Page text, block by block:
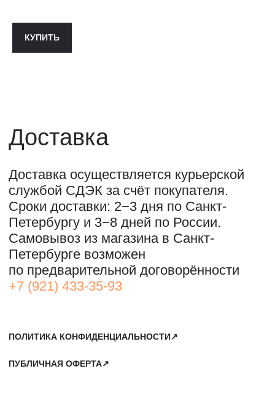
КУПИТЬ
ОООО "СИЛА МЕСТА", ИНН: 7801287990,
КОЖЕВЕННАЯ УЛИЦА, 40Е
2-Й ЭТАЖ, ДОМОФОН 19#
ДЛЯ ЗАПИСИ НА ЭКСКУРСИИ:
ПО ВОПРОСАМ ПРИОБРЕТЕНИЯ ИСКУССТВА:
+7 911 779-63-95